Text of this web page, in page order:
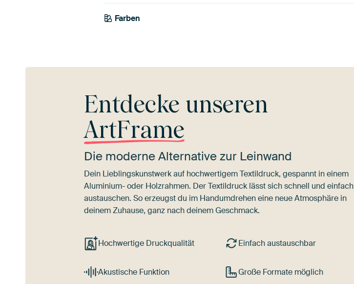
Farben
Weiß
Entdecke unseren
ArtFrame
Die moderne Alternative zur Leinwand
Dein Lieblingskunstwerk auf hochwertigem Textildruck, gespannt in einem
Aluminium- oder Holzrahmen. Der Textildruck lässt sich schnell und einfach
austauschen. So erzeugst du im Handumdrehen eine neue Atmosphäre in
deinem Zuhause, ganz nach deinem Geschmack.
Hochwertige Druckqualität Einfach austauschbar
Akustische Funktion Große Formate möglich